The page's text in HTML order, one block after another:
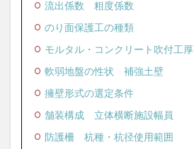
流出係数
粗度係数
のり面保護工の種類
モルタル・コンクリート吹付工厚
軟弱地盤の性状
補強土壁
擁壁形式の選定条件
舗装構成
立体横断施設幅員
防護柵
杭種・杭径使用範囲